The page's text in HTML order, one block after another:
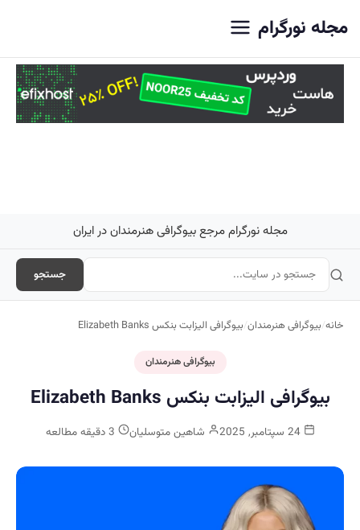
مجله نورگرام
مجله نورگرام مرجع بیوگرافی هنرمندان در ایران
جستجو
خانه/بیوگرافی هنرمندان/بیوگرافی الیزابت بنکس Elizabeth Banks
بیوگرافی هنرمندان
بیوگرافی الیزابت بنکس Elizabeth Banks
24 سپتامبر, 2025 شاهین متوسلیان